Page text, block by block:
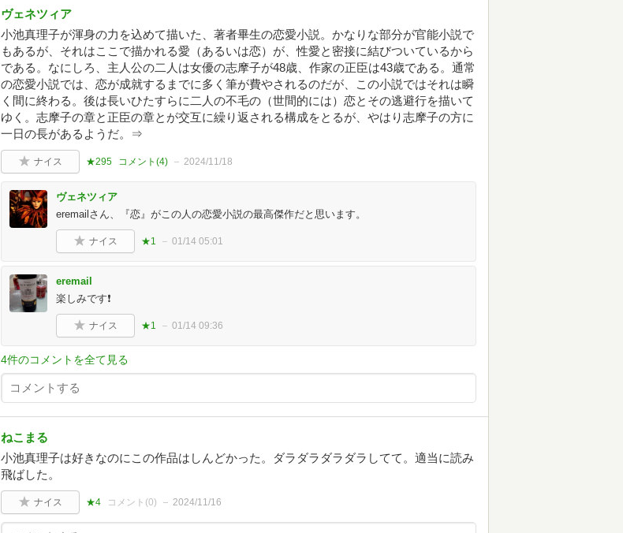
ヴェネツィア
小池真理子が渾身の力を込めて描いた、著者畢生の恋愛小説。かなりな部分が官能小説で
もあるが、それはここで描かれる愛（あるいは恋）が、性愛と密接に結びついているから
である。なにしろ、主人公の二人は女優の志摩子が48歳、作家の正臣は43歳である。通常
の恋愛小説では、恋が成就するまでに多く筆が費やされるのだが、この小説ではそれは瞬
く間に終わる。後は長いひたすらに二人の不毛の（世間的には）恋とその逃避行を描いて
ゆく。志摩子の章と正臣の章とが交互に繰り返される構成をとるが、やはり志摩子の方に
一日の長があるようだ。⇒
ナイス ★295 コメント(4) 2024/11/18
ヴェネツィア
eremailさん、『恋』がこの人の恋愛小説の最高傑作だと思います。
ナイス ★1 01/14 05:01
eremail
楽しみです❗
ナイス ★1 01/14 09:36
4件のコメントを全て見る
ねこまる
小池真理子は好きなのにこの作品はしんどかった。ダラダラダラダラしてて。適当に読み
飛ばした。
ナイス ★4 コメント(0) 2024/11/16